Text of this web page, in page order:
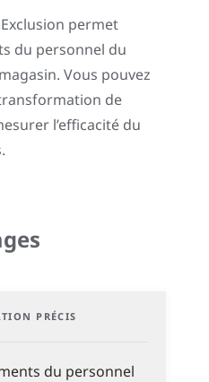
permet
du personnel du
Vous pouvez
de
l’efficacité du
PRÉCIS
du personnel